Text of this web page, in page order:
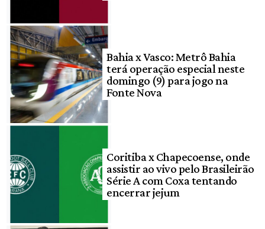
Bahia x Vasco: Metrô Bahia
terá operação especial neste
domingo (9) para jogo na
Fonte Nova
Coritiba x Chapecoense, onde
assistir ao vivo pelo Brasileirão
Série A com Coxa tentando
encerrar jejum